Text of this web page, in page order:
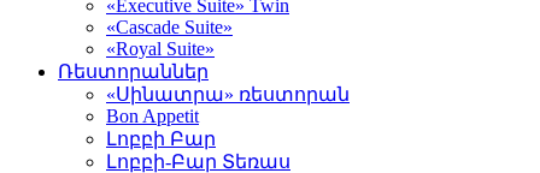
«Executive Suite» Twin
«Cascade Suite»
«Royal Suite»
Ռեստորաններ
«Սինատրա» ռեստորան
Bon Appetit
Լոբբի Բար
Լոբբի-Բար Տեռաս